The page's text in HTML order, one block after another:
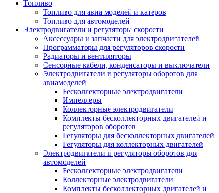
Топливо
Топливо для авиа моделей и катеров
Топливо для автомоделей
Электродвигатели и регуляторы скорости
Аксессуары и запчасти для электродвигателей
Программаторы для регуляторов скорости
Радиаторы и вентиляторы
Сенсорные кабели, конденсаторы и выключатели
Электродвигатели и регуляторы оборотов для
авиамоделей
Бесколлекторные электродвигатели
Импеллеры
Коллекторные электродвигатели
Комплекты бесколлекторных двигателей и
регуляторов оборотов
Регуляторы для бесколлекторных двигателей
Регуляторы для коллекторных двигателей
Электродвигатели и регуляторы оборотов для
автомоделей
Бесколлекторные электродвигатели
Коллекторные электродвигатели
Комплекты бесколлекторных двигателей и